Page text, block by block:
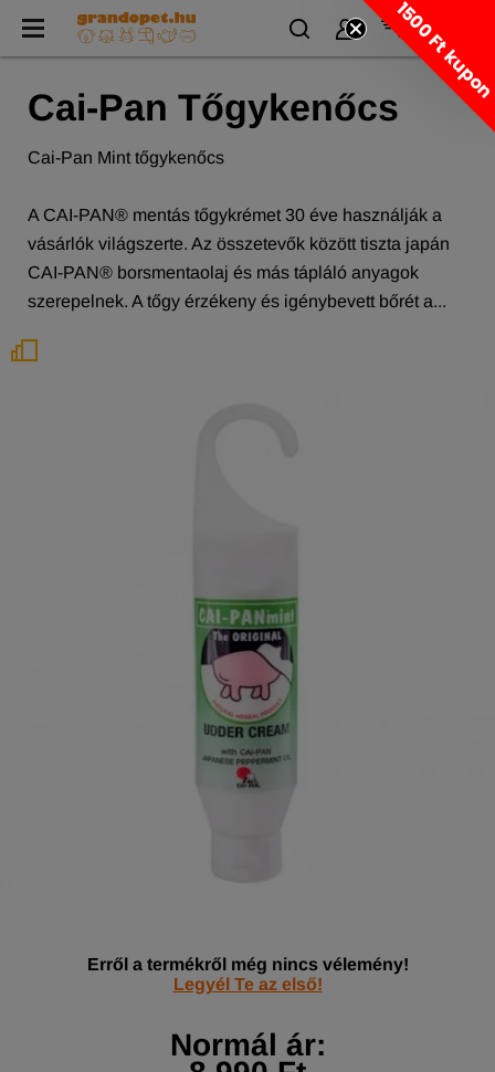
Cai-Pan Tőgykenőcs
Cai-Pan Mint tőgykenőcs
A CAI-PAN® mentás tőgykrémet 30 éve használják a
vásárlók világszerte. Az összetevők között tiszta japán
CAI-PAN® borsmentaolaj és más tápláló anyagok
szerepelnek. A tőgy érzékeny és igénybevett bőrét a...
Erről a termékről még nincs vélemény!
Legyél Te az első!
Normál ár:
1500 Ft